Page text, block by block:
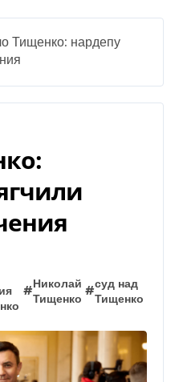
Тищенко: нардепу
#
Николай
Тищенко
#
суд над
Тищенко